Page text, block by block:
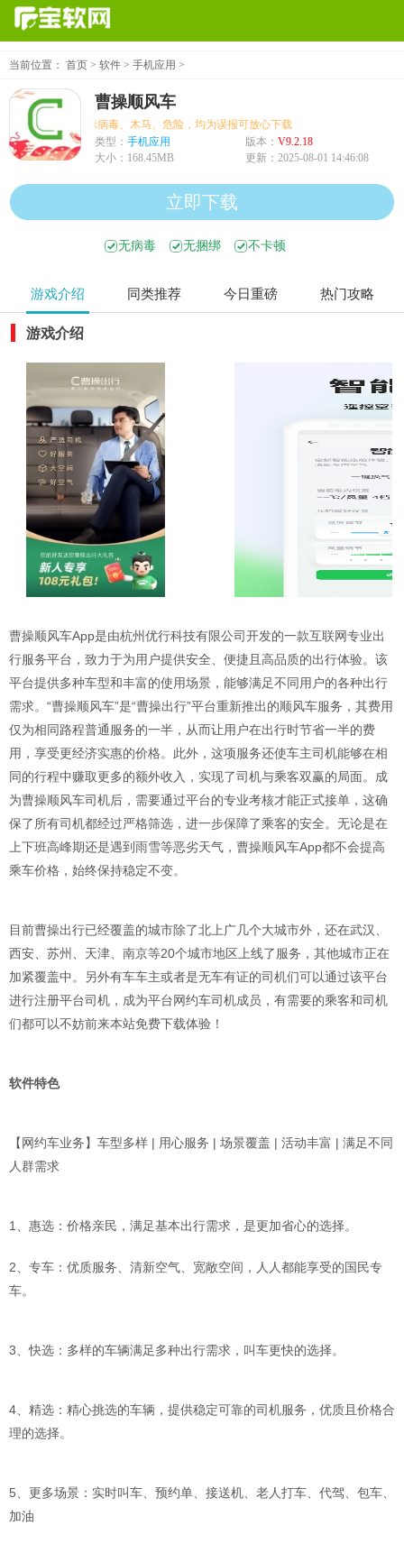
当前位置： 首页 > 软件 > 手机应用 >
曹操顺风车
别机型提示病毒、木马、危险，均为误报可放心下载
类型： 手机应用 版本： V9.2.18
大小： 168.45MB 更新： 2025-08-01 14:46:08
立即下载
无病毒 无捆绑 不卡顿
游戏介绍 同类推荐 今日重磅 热门攻略
游戏介绍
曹操顺风车App是由杭州优行科技有限公司开发的一款互联网专业出
行服务平台，致力于为用户提供安全、便捷且高品质的出行体验。该
平台提供多种车型和丰富的使用场景，能够满足不同用户的各种出行
需求。“曹操顺风车”是“曹操出行”平台重新推出的顺风车服务，其费用
仅为相同路程普通服务的一半，从而让用户在出行时节省一半的费
用，享受更经济实惠的价格。此外，这项服务还使车主司机能够在相
同的行程中赚取更多的额外收入，实现了司机与乘客双赢的局面。成
为曹操顺风车司机后，需要通过平台的专业考核才能正式接单，这确
保了所有司机都经过严格筛选，进一步保障了乘客的安全。无论是在
上下班高峰期还是遇到雨雪等恶劣天气，曹操顺风车App都不会提高
乘车价格，始终保持稳定不变。
目前曹操出行已经覆盖的城市除了北上广几个大城市外，还在武汉、
西安、苏州、天津、南京等20个城市地区上线了服务，其他城市正在
加紧覆盖中。另外有车车主或者是无车有证的司机们可以通过该平台
进行注册平台司机，成为平台网约车司机成员，有需要的乘客和司机
们都可以不妨前来本站免费下载体验！
软件特色
【网约车业务】车型多样 | 用心服务 | 场景覆盖 | 活动丰富 | 满足不同
人群需求
1、惠选：价格亲民，满足基本出行需求，是更加省心的选择。
2、专车：优质服务、清新空气、宽敞空间，人人都能享受的国民专
车。
3、快选：多样的车辆满足多种出行需求，叫车更快的选择。
4、精选：精心挑选的车辆，提供稳定可靠的司机服务，优质且价格合
理的选择。
5、更多场景：实时叫车、预约单、接送机、老人打车、代驾、包车、
加油